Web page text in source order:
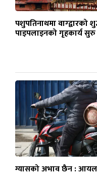
पशुपतिनाथमा वाग्द्वारको
पाइपलाइनको गृहकार्य सुरु
ग्यासको अभाव छैन :